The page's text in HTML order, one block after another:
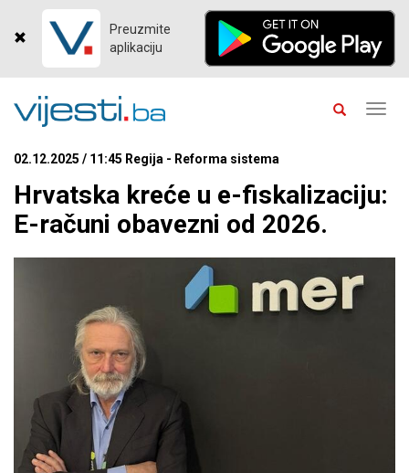
Preuzmite
aplikaciju
02.12.2025 / 11:45 Regija - Reforma sistema
Hrvatska kreće u e-fiskalizaciju:
E-računi obavezni od 2026.